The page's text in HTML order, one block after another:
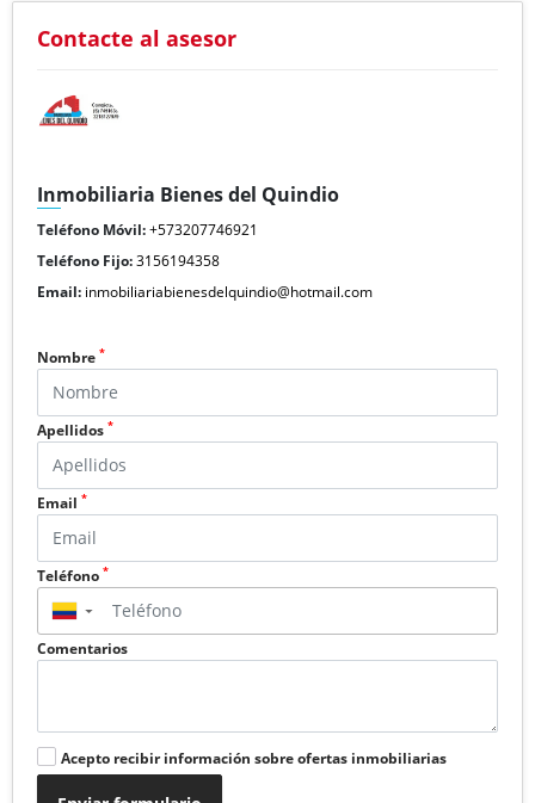
Contacte al asesor
Inmobiliaria Bienes del Quindio
Teléfono Móvil:+573207746921
Teléfono Fijo:3156194358
Email: inmobiliariabienesdelquindio@hotmail.com
Nombre *
Apellidos *
Email *
Teléfono *
▼
Comentarios
Acepto recibir información sobre ofertas inmobiliarias